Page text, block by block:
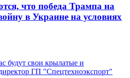
что победа Трампа на
в Украине на условиях